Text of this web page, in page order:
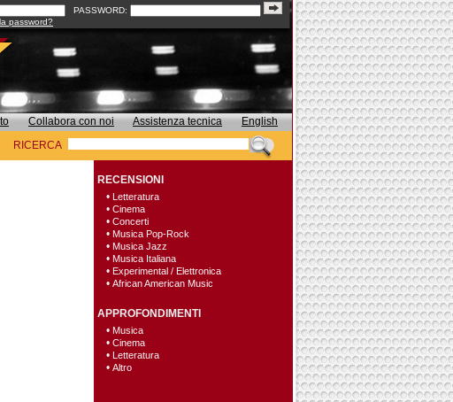
PASSWORD:
password?
Collabora con noi Assistenza tecnica
English
RICERCA
RECENSIONI
• Letteratura
• Cinema
• Concerti
• Musica Pop-Rock
• Musica Jazz
• Musica Italiana
• Experimental / Elettronica
• African American Music
APPROFONDIMENTI
• Musica
• Cinema
• Letteratura
• Altro